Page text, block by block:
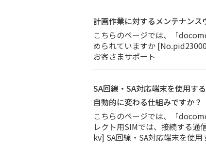
計画作業に対するメンテナン
こちらのページでは、「
められていますか
お客さまサポート
SA回線・SA対応端末を使用す
自動的に変わる仕組みですか？
こちらのページでは、「
レクト用SIMでは、接続する
kv] SA回線・SA対応端末を使